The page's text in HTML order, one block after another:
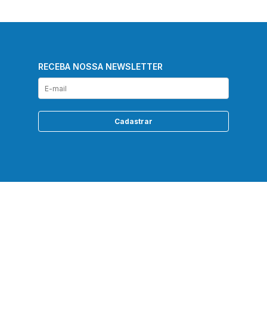
RECEBA NOSSA NEWSLETTER
Cadastrar